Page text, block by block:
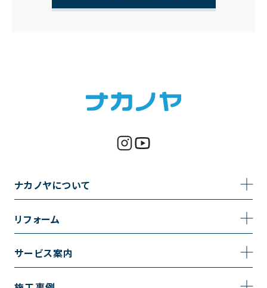
ナカノヤについて
事業内容
採用情報
リフォーム
トイレのリフォーム
サービス案内
サービスの流れ